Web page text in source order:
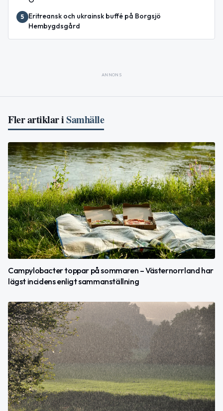
5
Eritreansk och ukrainsk buffé på Borgsjö
Hembygdsgård
ANNONS
Fler artiklar iSamhälle
Campylobacter toppar på sommaren – Västernorrland har
lägst incidens enligt sammanställning